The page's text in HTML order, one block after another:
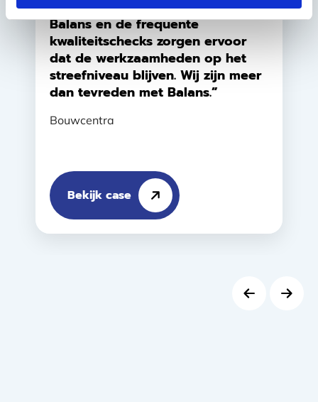
eindverantwoordelijke vanuit
Balans en de frequente
kwaliteitschecks zorgen ervoor
dat de werkzaamheden op het
streefniveau blijven. Wij zijn meer
dan tevreden met Balans.”
Bouwcentra
Bekijk case